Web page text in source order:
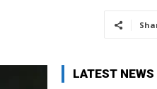
LATEST NEWS